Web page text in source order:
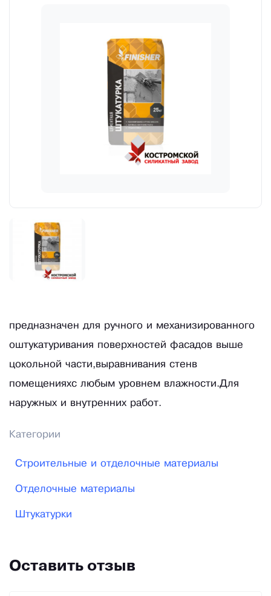
предназначен для ручного и механизированного
оштукатуривания поверхностей фасадов выше
цокольной части,выравнивания стенв
помещенияхс любым уровнем влажности.Для
наружных и внутренних работ.
Категории
Строительные и отделочные материалы
Отделочные материалы
Штукатурки
Оставить отзыв